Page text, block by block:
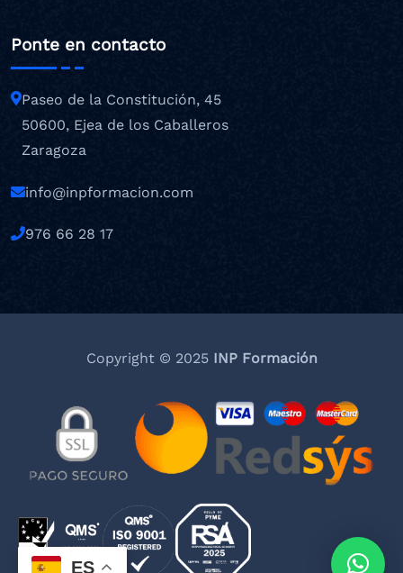
Ponte en contacto
Paseo de la Constitución, 45
50600, Ejea de los Caballeros
Zaragoza
info@inpformacion.com
976 66 28 17
Copyright © 2025INP Formación
ES